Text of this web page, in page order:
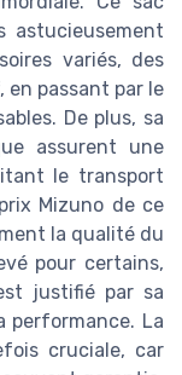
astucieusement
variés, des
en passant par le
De plus, sa
assurent une
le transport
Mizuno de ce
la qualité du
pour certains,
justifié par sa
performance. La
cruciale, car